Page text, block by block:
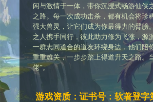
闲与激情于一体，带你沉浸式畅游仙侠
之路。每一次成功击杀，都有机会将珍
强大兽灵，让它们成为你最得力的臂膀
之人携手同行，彼此助力修为飞涨，源
一群志同道合的道友环绕身边，他们陪
重重难关，一步步踏上得道升天之路。
佬”。
游戏资质：证书号：软著登字